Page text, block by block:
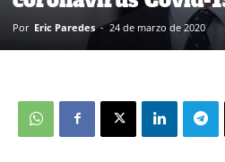
Por Eric Paredes - 24 de marzo de 2020